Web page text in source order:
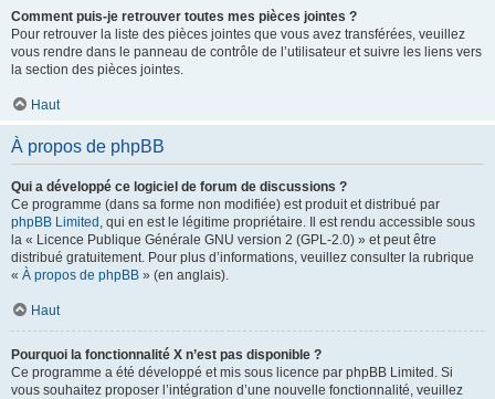
Comment puis-je retrouver toutes mes pièces jointes ?
Pour retrouver la liste des pièces jointes que vous avez transférées, veuillez
vous rendre dans le panneau de contrôle de l’utilisateur et suivre les liens vers
la section des pièces jointes.
Haut
À propos de phpBB
Qui a développé ce logiciel de forum de discussions ?
Ce programme (dans sa forme non modifiée) est produit et distribué par
phpBB Limited , qui en est le légitime propriétaire. Il est rendu accessible sous
la « Licence Publique Générale GNU version 2 (GPL-2.0) » et peut être
distribué gratuitement. Pour plus d’informations, veuillez consulter la rubrique
« À propos de phpBB » (en anglais).
Haut
Pourquoi la fonctionnalité X n’est pas disponible ?
Ce programme a été développé et mis sous licence par phpBB Limited. Si
vous souhaitez proposer l’intégration d’une nouvelle fonctionnalité, veuillez